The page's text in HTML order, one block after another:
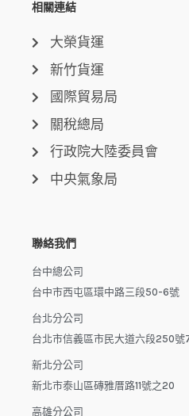
相關連結
大榮貨運
新竹貨運
國際貿易局
關稅總局
行政院大陸委員會
中央氣象局
聯絡我們
台中總公司
台中市西屯區環中路三段50-6號
台北分公司
台北市信義區市民大道六段250號
新北分公司
新北市泰山區磚雅厝路11號之20
高雄分公司